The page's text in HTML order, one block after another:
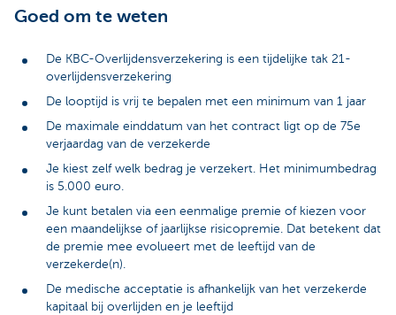
Goed om te weten
De KBC-Overlijdensverzekering is een tijdelijke tak 21-
overlijdensverzekering
De looptijd is vrij te bepalen met een minimum van 1 jaar
De maximale einddatum van het contract ligt op de 75e
verjaardag van de verzekerde
Je kiest zelf welk bedrag je verzekert. Het minimumbedrag
is 5.000 euro.
Je kunt betalen via een eenmalige premie of kiezen voor
een maandelijkse of jaarlijkse risicopremie. Dat betekent dat
de premie mee evolueert met de leeftijd van de
verzekerde(n).
De medische acceptatie is afhankelijk van het verzekerde
kapitaal bij overlijden en je leeftijd